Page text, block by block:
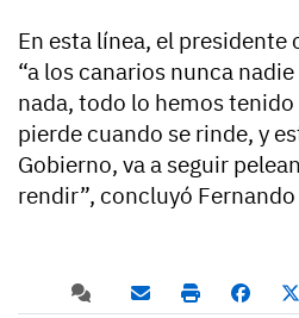
En esta línea, el
“a los canarios nunca
nada, todo lo hemos tenido
pierde cuando se rinde, y
Gobierno, va a seguir
rendir”, concluyó